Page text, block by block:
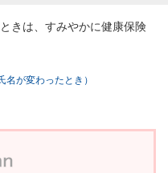
きは、すみやかに健康保険
名が変わったとき）